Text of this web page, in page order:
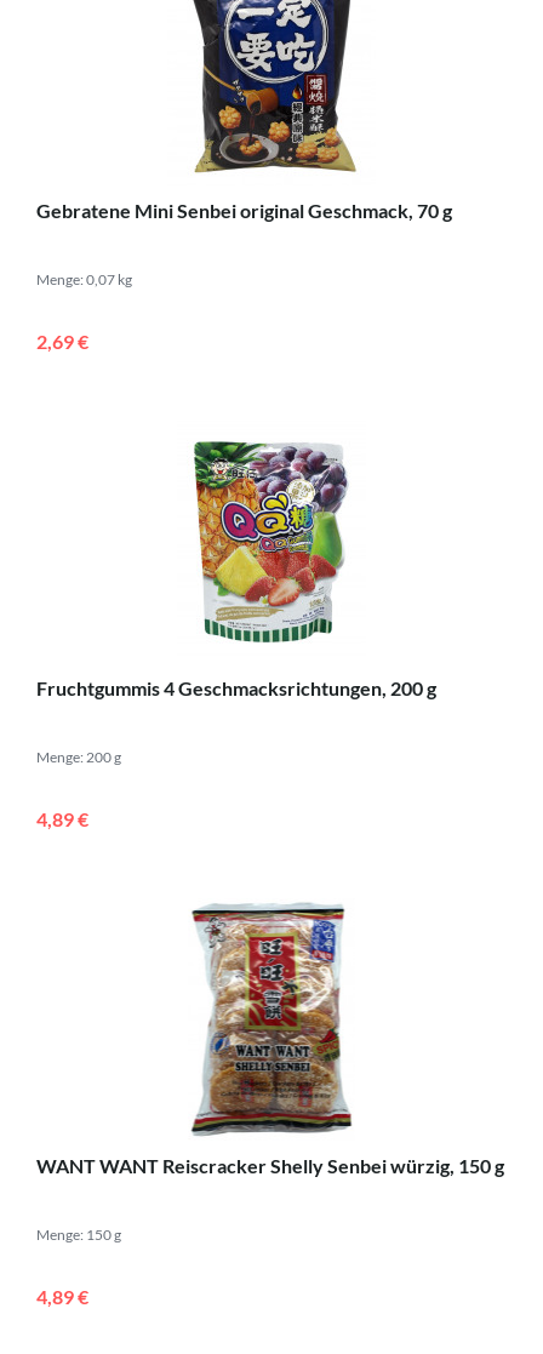
Gebratene Mini Senbei original Geschmack, 70 g
Menge: 0,07 kg
2,69 €
Fruchtgummis 4 Geschmacksrichtungen, 200 g
Menge: 200 g
4,89 €
WANT WANT Reiscracker Shelly Senbei würzig, 150 g
Menge: 150 g
4,89 €